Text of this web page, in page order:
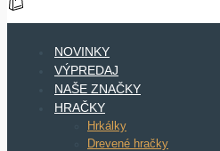
NOVINKY
VÝPREDAJ
NAŠE ZNAČKY
HRAČKY
Hrkálky
Drevené hračky